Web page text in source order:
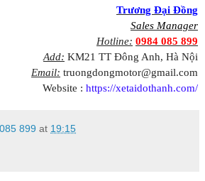
Trương Đại Đồng
Sales Manager
Hotline: 0984 085 899
Add: KM21 TT Đông Anh, Hà Nội
Email: truongdongmotor@gmail.com
Website : https://xetaidothanh.com/
899 at 19:15